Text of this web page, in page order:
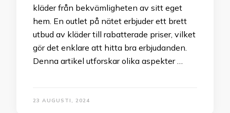
kläder från bekvämligheten av sitt eget
hem. En outlet på nätet erbjuder ett brett
utbud av kläder till rabatterade priser, vilket
gör det enklare att hitta bra erbjudanden.
Denna artikel utforskar olika aspekter …
23 AUGUSTI, 2024